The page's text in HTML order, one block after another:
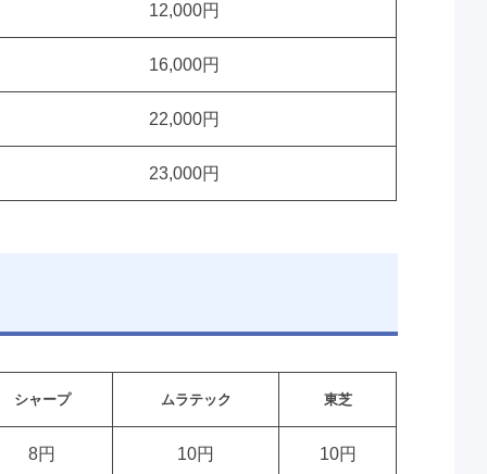
12,000円
16,000円
22,000円
23,000円
シャープ ムラテック 東芝
8円 10円 10円